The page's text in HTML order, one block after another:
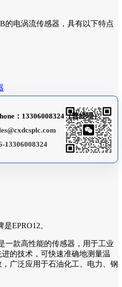
的电涡流传感器，具有以下特点
：13306008324（曹经理）
13306008324
EPRO12。
一款高性能的传感器，用于工业
的技术，可快速准确地测量温
广泛应用于石油化工、电力、钢